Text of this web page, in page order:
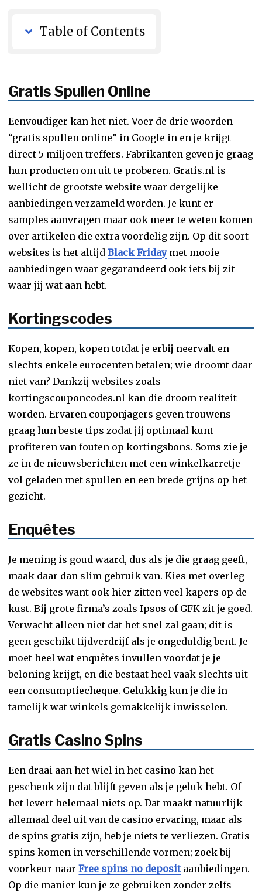
Table of Contents
Gratis Spullen Online
Eenvoudiger kan het niet. Voer de drie woorden
“gratis spullen online” in Google in en je krijgt
direct 5 miljoen treffers. Fabrikanten geven je graag
hun producten om uit te proberen. Gratis.nl is
wellicht de grootste website waar dergelijke
aanbiedingen verzameld worden. Je kunt er
samples aanvragen maar ook meer te weten komen
over artikelen die extra voordelig zijn. Op dit soort
websites is het altijdBlack Fridaymet mooie
aanbiedingen waar gegarandeerd ook iets bij zit
waar jij wat aan hebt.
Kortingscodes
Kopen, kopen, kopen totdat je erbij neervalt en
slechts enkele eurocenten betalen; wie droomt daar
niet van? Dankzij websites zoals
kortingscouponcodes.nl kan die droom realiteit
worden. Ervaren couponjagers geven trouwens
graag hun beste tips zodat jij optimaal kunt
profiteren van fouten op kortingsbons. Soms zie je
ze in de nieuwsberichten met een winkelkarretje
vol geladen met spullen en een brede grijns op het
gezicht.
Enquêtes
Je mening is goud waard, dus als je die graag geeft,
maak daar dan slim gebruik van. Kies met overleg
de websites want ook hier zitten veel kapers op de
kust. Bij grote firma’s zoals Ipsos of GFK zit je goed.
Verwacht alleen niet dat het snel zal gaan; dit is
geen geschikt tijdverdrijf als je ongeduldig bent. Je
moet heel wat enquêtes invullen voordat je je
beloning krijgt, en die bestaat heel vaak slechts uit
een consumptiecheque. Gelukkig kun je die in
tamelijk wat winkels gemakkelijk inwisselen.
Gratis Casino Spins
Een draai aan het wiel in het casino kan het
geschenk zijn dat blijft geven als je geluk hebt. Of
het levert helemaal niets op. Dat maakt natuurlijk
allemaal deel uit van de casino ervaring, maar als
de spins gratis zijn, heb je niets te verliezen. Gratis
spins komen in verschillende vormen; zoek bij
voorkeur naarFree spins no depositaanbiedingen.
Op die manier kun je ze gebruiken zonder zelfs